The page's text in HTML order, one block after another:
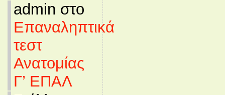
admin στο
Επαναληπτικά
τεστ
Ανατομίας
Γ’ ΕΠΑΛ